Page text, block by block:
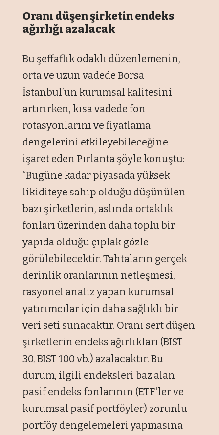
Oranı düşen şirketin endeks
ağırlığı azalacak
Bu şeffaflık odaklı düzenlemenin,
orta ve uzun vadede Borsa
İstanbul’un kurumsal kalitesini
artırırken, kısa vadede fon
rotasyonlarını ve fiyatlama
dengelerini etkileyebileceğine
işaret eden Pırlanta şöyle konuştu:
“Bugüne kadar piyasada yüksek
likiditeye sahip olduğu düşünülen
bazı şirketlerin, aslında ortaklık
fonları üzerinden daha toplu bir
yapıda olduğu çıplak gözle
görülebilecektir. Tahtaların gerçek
derinlik oranlarının netleşmesi,
rasyonel analiz yapan kurumsal
yatırımcılar için daha sağlıklı bir
veri seti sunacaktır. Oranı sert düşen
şirketlerin endeks ağırlıkları (BIST
30, BIST 100 vb.) azalacaktır. Bu
durum, ilgili endeksleri baz alan
pasif endeks fonlarının (ETF'ler ve
kurumsal pasif portföyler) zorunlu
portföy dengelemeleri yapmasına